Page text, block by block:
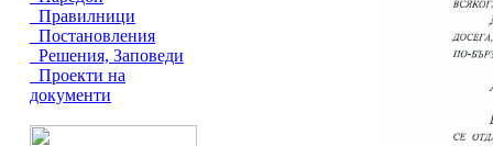
Правилници
Постановления
Решения, Заповеди
Проекти на
документи